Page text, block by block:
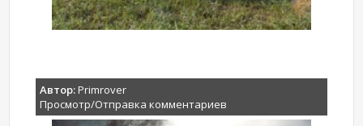
Автор:Primrover
Просмотр/Отправка комментариев